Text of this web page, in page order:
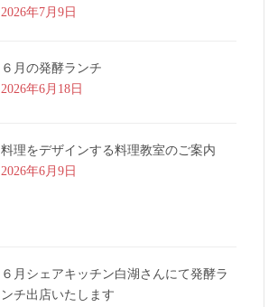
2026年7月9日
６月の発酵ランチ
2026年6月18日
料理をデザインする料理教室のご案内
2026年6月9日
６月シェアキッチン白湖さんにて発酵ラ
ンチ出店いたします